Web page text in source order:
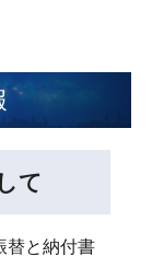
て
替と納付書